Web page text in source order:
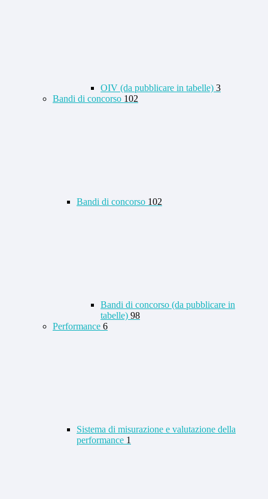
OIV (da pubblicare in tabelle) 3
Bandi di concorso 102
Bandi di concorso 102
Bandi di concorso (da pubblicare in
tabelle) 98
Performance 6
Sistema di misurazione e valutazione della
performance 1